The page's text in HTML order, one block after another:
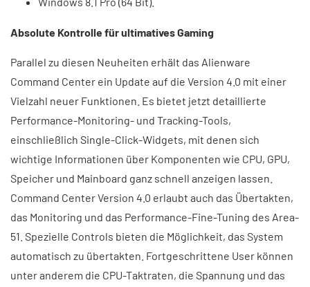
Absolute Kontrolle für ultimatives Gaming
Parallel zu diesen Neuheiten erhält das Alienware
Command Center ein Update auf die Version 4.0 mit einer
Vielzahl neuer Funktionen. Es bietet jetzt detaillierte
Performance-Monitoring- und Tracking-Tools,
einschließlich Single-Click-Widgets, mit denen sich
wichtige Informationen über Komponenten wie CPU, GPU,
Speicher und Mainboard ganz schnell anzeigen lassen.
Command Center Version 4.0 erlaubt auch das Übertakten,
das Monitoring und das Performance-Fine-Tuning des Area-
51. Spezielle Controls bieten die Möglichkeit, das System
automatisch zu übertakten. Fortgeschrittene User können
unter anderem die CPU-Taktraten, die Spannung und das